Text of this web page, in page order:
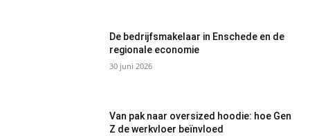
De bedrijfsmakelaar in Enschede en de
regionale economie
30 juni 2026
Van pak naar oversized hoodie: hoe Gen
Z de werkvloer beïnvloed